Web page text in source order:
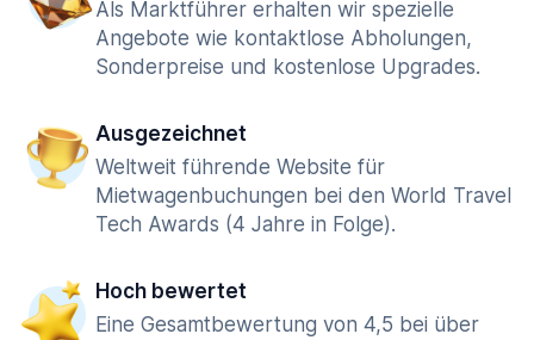
Als Marktführer erhalten wir spezielle
Angebote wie kontaktlose Abholungen,
Sonderpreise und kostenlose Upgrades.
Ausgezeichnet
Weltweit führende Website für
Mietwagenbuchungen bei den World Travel
Tech Awards (4 Jahre in Folge).
Hoch bewertet
Eine Gesamtbewertung von 4,5 bei über